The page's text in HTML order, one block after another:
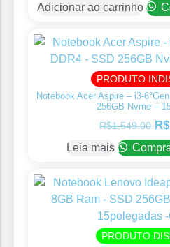
Adicionar ao carrinho
PRODUTO
Notebook Acer Aspire – i3-
256GB Nvme –
R$1,549.00 R$
Leia mais
PRODUTO